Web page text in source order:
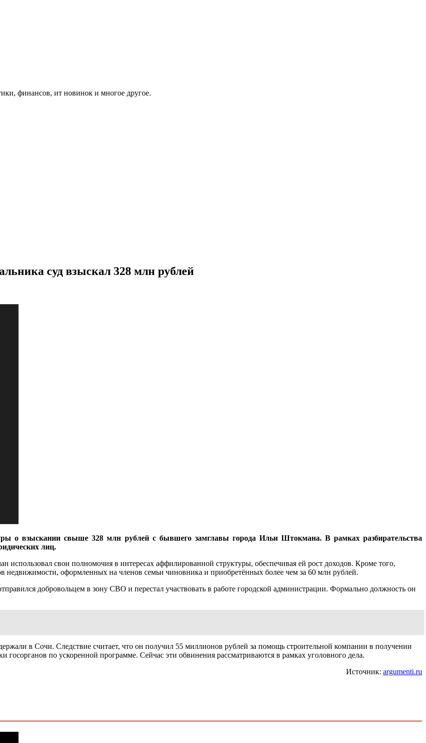
финансов, ит новинок и многое другое.
суд взыскал 328 млн рублей
о взыскании свыше 328 млн рублей с бывшего замглавы города Ильи Штокмана. В рамках разбирательства
лиц.
свои полномочия в интересах аффилированной структуры, обеспечивая ей рост доходов. Кроме того,
недвижимости, оформленных на членов семьи чиновника и приобретённых более чем за 60 млн рублей.
добровольцем в зону СВО и перестал участвовать в работе городской администрации. Формально должность он
в Сочи. Следствие считает, что он получил 55 миллионов рублей за помощь строительной компании в получении
госорганов по ускоренной программе. Сейчас эти обвинения рассматриваются в рамках уголовного дела.
Источник: argumenti.ru